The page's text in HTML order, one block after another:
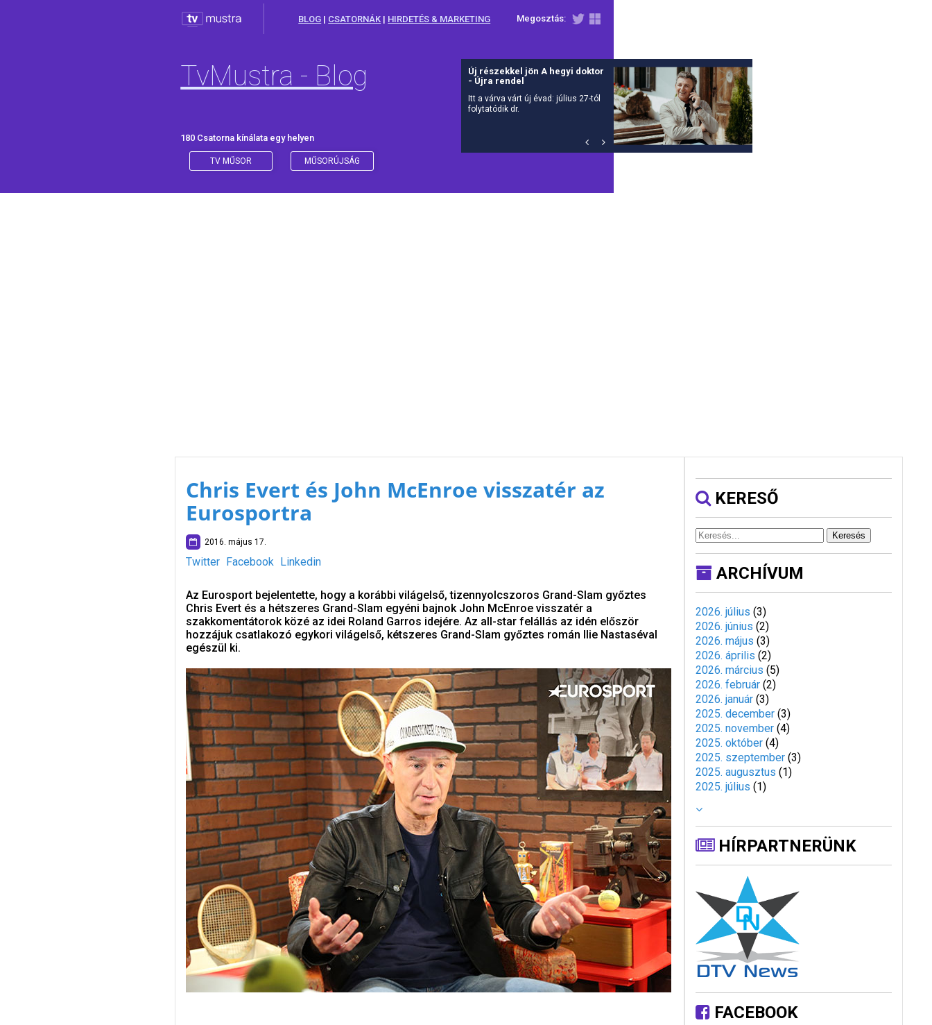
Megosztás:
BLOG | CSATORNÁK | HIRDETÉS & MARKETING
TvMustra - Blog
180 Csatorna kínálata egy helyen
TV MŰSOR MŰSORÚJSÁG
Új részekkel jön A hegyi doktor
- Újra rendel
Itt a várva várt új évad: július 27-tól
folytatódik dr.
Chris Evert és John McEnroe visszatér az
Eurosportra
2016. május 17.
Twitter Facebook Linkedin
Az Eurosport bejelentette, hogy a korábbi világelső, tizennyolcszoros Grand-Slam győztes
Chris Evert és a hétszeres Grand-Slam egyéni bajnok John McEnroe visszatér a
szakkomentátorok közé az idei Roland Garros idejére. Az all-star felállás az idén először
hozzájuk csatlakozó egykori világelső, kétszeres Grand-Slam győztes román Ilie Nastaséval
egészül ki.
KERESŐ
Keresés
ARCHÍVUM
2026. július (3)
2026. június (2)
2026. május (3)
2026. április (2)
2026. március (5)
2026. február (2)
2026. január (3)
2025. december (3)
2025. november (4)
2025. október (4)
2025. szeptember (3)
2025. augusztus (1)
2025. július (1)
HÍRPARTNERÜNK
FACEBOOK